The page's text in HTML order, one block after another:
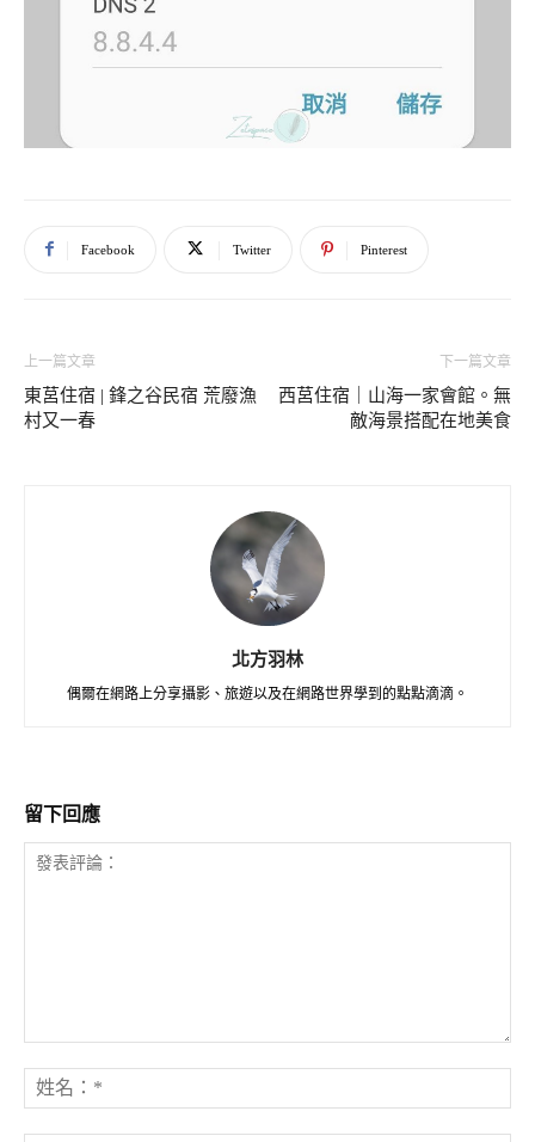
Facebook Twitter Pinterest
上一篇文章
東莒住宿 | 鋒之谷民宿 荒廢漁
村又一春
下一篇文章
西莒住宿｜山海一家會館。無
敵海景搭配在地美食
北方羽林
偶爾在網路上分享攝影、旅遊以及在網路世界學到的點點滴滴。
留下回應